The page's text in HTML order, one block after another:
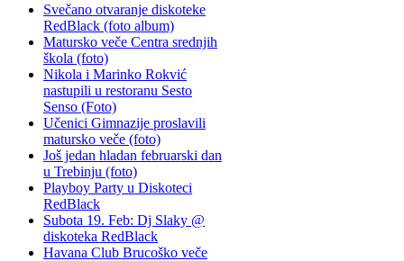
Svečano otvaranje diskoteke
RedBlack (foto album)
Matursko veče Centra srednjih
škola (foto)
Nikola i Marinko Rokvić
nastupili u restoranu Sesto
Senso (Foto)
Učenici Gimnazije proslavili
matursko veče (foto)
Još jedan hladan februarski dan
u Trebinju (foto)
Playboy Party u Diskoteci
RedBlack
Subota 19. Feb: Dj Slaky @
diskoteka RedBlack
Havana Club Brucoško veče